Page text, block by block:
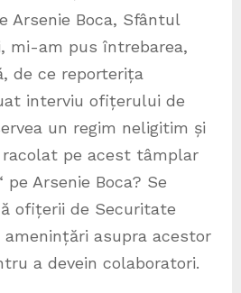
Arsenie Boca, Sfântul
mi-am pus întrebarea,
de ce reporterița
interviu ofițerului de
un regim neligitim și
pe acest tâmplar
Arsenie Boca? Se
ofițerii de Securitate
amenințări asupra acestor
a devein colaboratori.